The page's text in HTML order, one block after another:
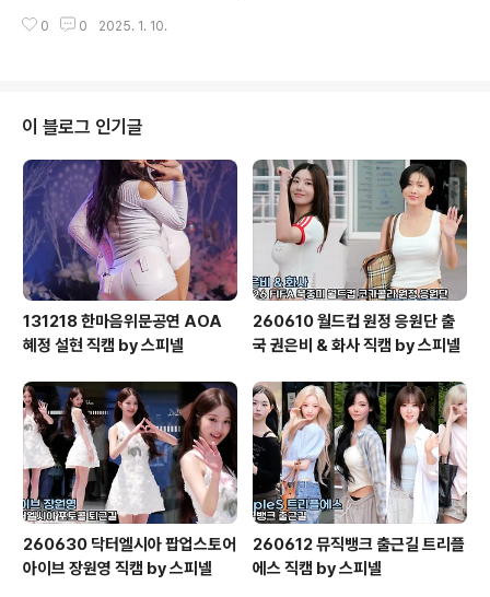
0 0 2025. 1. 10.
이 블로그 인기글
131218 한마음위문공연 AOA
혜정 설현 직캠 by 스피넬
260610 월드컵 원정 응원단 출
국 권은비 & 화사 직캠 by 스피넬
260630 닥터엘시아 팝업스토어
아이브 장원영 직캠 by 스피넬
260612 뮤직뱅크 출근길 트리플
에스 직캠 by 스피넬